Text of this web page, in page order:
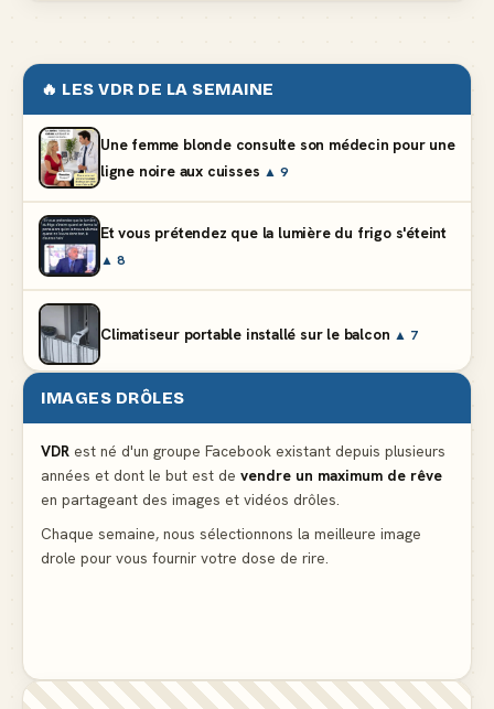
🔥 LES VDR DE LA SEMAINE
Une femme blonde consulte son médecin pour une
ligne noire aux cuisses ▲ 9
Et vous prétendez que la lumière du frigo s'éteint
▲ 8
Climatiseur portable installé sur le balcon ▲ 7
Le mendiant revient avec un livre de cuisine ▲ 5
Ne pleure pas mon Martin, c'est juste du football
IMAGES DRÔLES
VDR est né d'un groupe Facebook existant depuis plusieurs
années et dont le but est de vendre un maximum de rêve
en partageant des images et vidéos drôles.
Chaque semaine, nous sélectionnons la meilleure image
drole pour vous fournir votre dose de rire.